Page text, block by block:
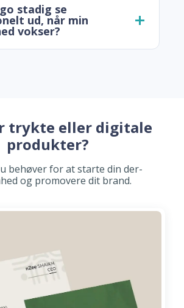
stadig se
ud, når min
vokser?
trykte eller digitale
produkter?
behøver for at starte din der-
og promovere dit brand.